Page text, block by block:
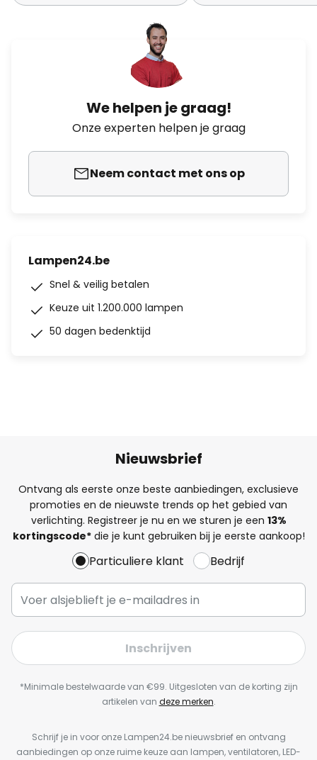
We helpen je graag!
Onze experten helpen je graag
Neem contact met ons op
Lampen24.be
Snel & veilig betalen
Keuze uit 1.200.000 lampen
50 dagen bedenktijd
Nieuwsbrief
Ontvang als eerste onze beste aanbiedingen, exclusieve
promoties en de nieuwste trends op het gebied van
verlichting. Registreer je nu en we sturen je een 13%
kortingscode*die je kunt gebruiken bij je eerste aankoop!
Particuliere klant Bedrijf
Inschrijven
*Minimale bestelwaarde van €99. Uitgesloten van de korting zijn
artikelen van deze merken.
Schrijf je in voor onze Lampen24.be nieuwsbrief en ontvang
aanbiedingen op onze ruime keuze aan lampen, ventilatoren, LED-